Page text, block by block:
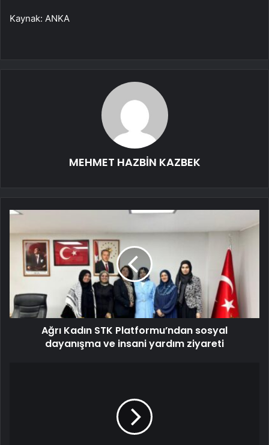
Kaynak: ANKA
MEHMET HAZBİN KAZBEK
Ağrı Kadın STK Platformu’ndan sosyal
dayanışma ve insani yardım ziyareti